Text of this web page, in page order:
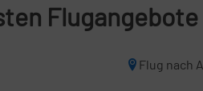
Flug nach